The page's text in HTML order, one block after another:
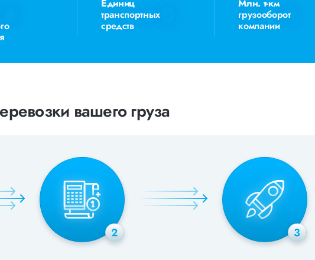
Единиц
транспортных
средств
Млн. т-км
грузооборот
компании
вашего груза
2 3